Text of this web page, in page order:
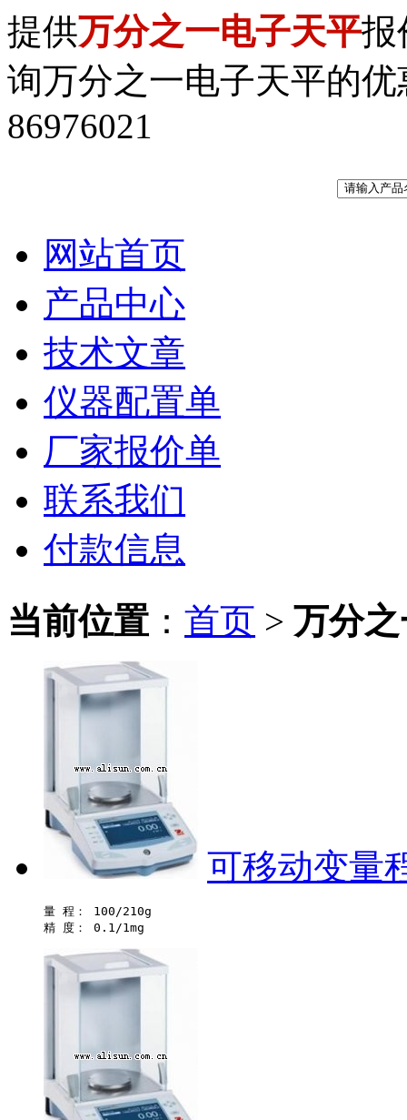
提供万分之一电子天平报
询万分之一电子天平的优
86976021
网站首页
产品中心
技术文章
仪器配置单
厂家报价单
联系我们
付款信息
当前位置 ： 首页 > 万分
可移动变量
量 程： 100/210g